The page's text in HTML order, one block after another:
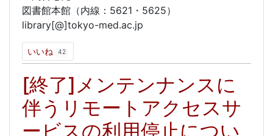
図書館本館（内線：5621・5625）
library[@]tokyo-med.ac.jp
いいね 42
[終了]メンテンナンスに
伴うリモートアクセスサ
ービスの利用停止につい